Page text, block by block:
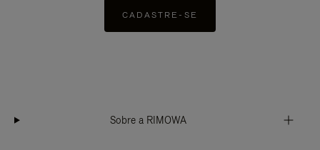
CADASTRE-SE
Sobre a RIMOWA